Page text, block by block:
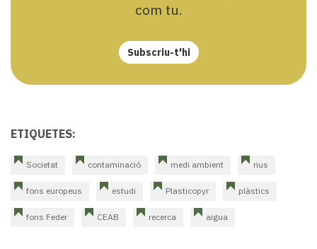
com tu.
Subscriu-t'hi
ETIQUETES:
Societat contaminació medi ambient rius
fons europeus estudi Plasticopyr plàstics
fons Feder CEAB recerca aigua